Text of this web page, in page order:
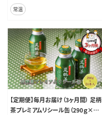
常温
【定期便】毎月お届け（3ヶ月間） 足柄
茶プレミアムリシール缶（290ｇ×24